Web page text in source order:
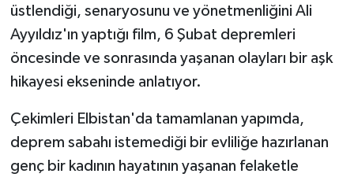
üstlendiği, senaryosunu ve yönetmenliğini Ali
Ayyıldız'ın yaptığı film, 6 Şubat depremleri
öncesinde ve sonrasında yaşanan olayları bir aşk
hikayesi ekseninde anlatıyor.
Çekimleri Elbistan'da tamamlanan yapımda,
deprem sabahı istemediği bir evliliğe hazırlanan
genç bir kadının hayatının yaşanan felaketle